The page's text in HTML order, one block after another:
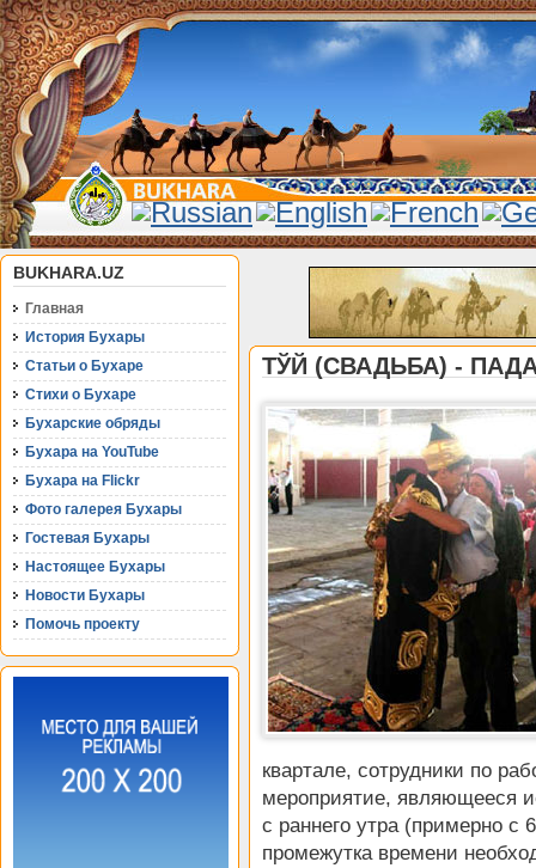
BUKHARA.UZ
Главная
История Бухары
Статьи о Бухаре
Стихи о Бухаре
Бухарские обряды
Бухара на YouTube
Бухара на Flickr
Фото галерея Бухары
Гостевая Бухары
Настоящее Бухары
Новости Бухары
Помочь проекту
ТЎЙ (СВАДЬБА) -
квартале, сотрудники по
мероприятие, являющееся
с раннего утра (примерно с
промежутка времени